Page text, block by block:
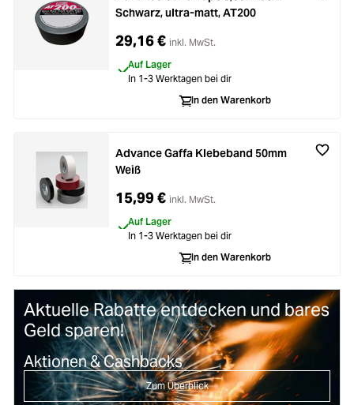
Loading...
Bildbearbeitung
Loading...
SALE
Schwarz, ultra-matt, AT200
29,16 € inkl. MwSt.
Auf Lager
In 1-3 Werktagen bei dir
In den Warenkorb
Advance Gaffa Klebeband 50mm
Weiß
15,99 € inkl. MwSt.
Auf Lager
In 1-3 Werktagen bei dir
In den Warenkorb
Aktuelle Rabatte entdecken und bares
Geld sparen!
Aktionen & Cashbacks
Zum Überblick